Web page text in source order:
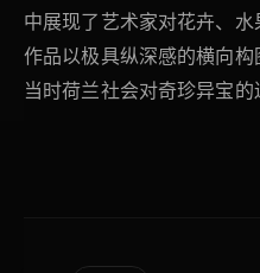
中展现了艺术家对花卉、水
作品以极具纵深感的横向
当时荷兰社会对奇珍异宝的